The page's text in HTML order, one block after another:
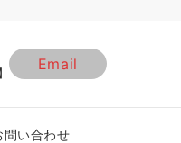
Email
問い合わせ